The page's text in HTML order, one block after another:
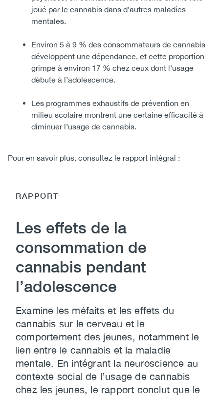
joué par le cannabis dans d’autres maladies
mentales.
Environ 5 à 9 % des consommateurs de cannabis
développent une dépendance, et cette proportion
grimpe à environ 17 % chez ceux dont l’usage
débute à l’adolescence.
Les programmes exhaustifs de prévention en
milieu scolaire montrent une certaine efficacité à
diminuer l’usage de cannabis.
Pour en savoir plus, consultez le rapport intégral :
RAPPORT
Les effets de la
consommation de
cannabis pendant
l’adolescence
Examine les méfaits et les effets du
cannabis sur le cerveau et le
comportement des jeunes, notamment le
lien entre le cannabis et la maladie
mentale. En intégrant la neuroscience au
contexte social de l’usage de cannabis
chez les jeunes, le rapport conclut que le